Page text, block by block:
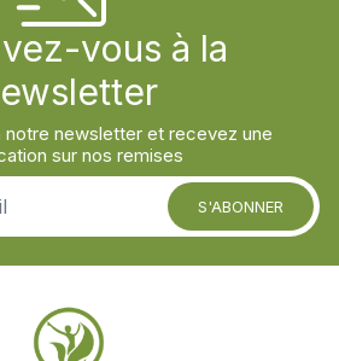
vous à la
notre newsletter et recevez une
sur nos remises
S'ABONNER